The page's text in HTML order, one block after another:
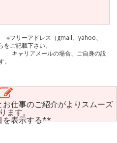
※フリーアドレス（gmail、yahoo、
ご記載下さい。
場合、ご自身の設
仕事のご紹介がよりスムーズ
ます。
を表示する**